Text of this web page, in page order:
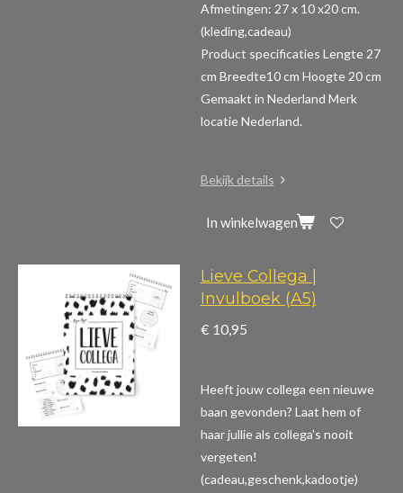
Afmetingen: 27 x 10 x20 cm.
(kleding,cadeau)
Product specificaties Lengte 27
cm Breedte10 cm Hoogte 20 cm
Gemaakt in Nederland Merk
locatie Nederland.
Bekijk details
In winkelwagen
Lieve Collega |
Invulboek (A5)
€ 10,95
Heeft jouw collega een nieuwe
baan gevonden? Laat hem of
haar jullie als collega's nooit
vergeten!
(cadeau,geschenk,kadootje)